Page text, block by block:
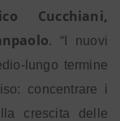
Cucchiani,
. “I nuovi
lungo termine
concentrare i
crescita delle